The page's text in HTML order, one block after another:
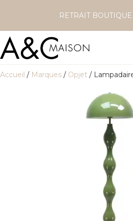
RETRAIT
Accueil / Marques / Opjet /